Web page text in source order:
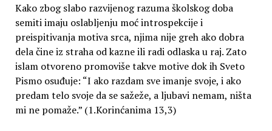
Kako zbog slabo razvijenog razuma školskog doba
semiti imaju oslabljenju moć introspekcije i
preispitivanja motiva srca, njima nije greh ako dobra
dela čine iz straha od kazne ili radi odlaska u raj. Zato
islam otvoreno promoviše takve motive dok ih Sveto
Pismo osuđuje: “I ako razdam sve imanje svoje, i ako
predam telo svoje da se sažeže, a ljubavi nemam, ništa
mi ne pomaže.” (1.Korinćanima 13,3)